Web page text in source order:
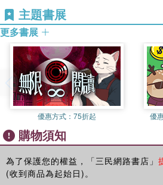
第一節 康雍乾三朝之政治
第二節 康雍乾三朝之武功
第三節 鈐制政策下之學術
第四節 清朝國運之漸衰
第四章 近代之社會與經濟
第一節 政治社會之組織及其寄生者
第二節 城鄉社會之組織
第三節 人口與土地
第四節 人民的生活及習俗
第五章 民族革命之新對象
第一節 英人請訂平等邦交
第二節 帝國主闖進了中國
第三節 不平等條約的造成
主題書展
更多書展
優惠方式： 75折起 優
購物須知
為了保護您的權益，「三民網路書店」
(收到商品為起始日)。